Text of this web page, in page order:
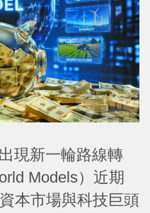
現新一輪路線轉
Models）近期
本市場與科技巨頭